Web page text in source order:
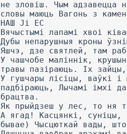
не зловіш. Чым адзавецца
словы маюць Вагонь з
НАШ Ji EC
Вячыстымі лапамі хвоі
Дубы непарушныя кроны
Яшчэ, дзе святлей, там
У чашчобе маліннік,
травы пазіраюць. Іх
У гушчары лісіцы, ваўкі і
падбіраюць, Лычамі імхі
брацтва.
Як прыйдзеш у лес, то ня
А ягад! Касцянкі, суніцы,
бывае) Чысцюткай вады,